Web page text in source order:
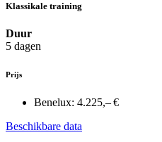
Klassikale training
Duur
5 dagen
Prijs
Benelux: 4.225,– €
Beschikbare data